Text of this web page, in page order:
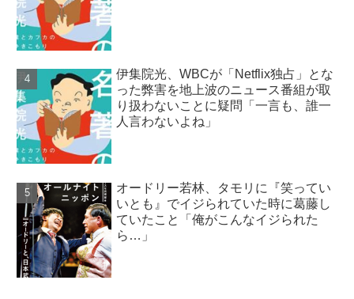
伊集院光、WBCが「Netflix独占」とな
った弊害を地上波のニュース番組が取
り扱わないことに疑問「一言も、誰一
人言わないよね」
オードリー若林、タモリに『笑ってい
いとも』でイジられていた時に葛藤し
ていたこと「俺がこんなイジられた
ら…」